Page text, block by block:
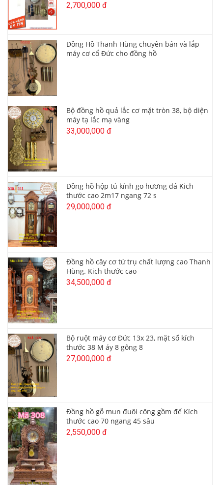
2,700,000 đ
Đồng Hồ Thanh Hùng chuyên bán và lắp
máy cơ cổ Đức cho đồng hồ
Bộ đồng hồ quả lắc cơ mặt tròn 38, bộ diện
máy tạ lắc mạ vàng
33,000,000 đ
Đồng hồ hộp tủ kính go hương đá Kich
thước cao 2m17 ngang 72 s
29,000,000 đ
Đồng hồ cây cơ tứ trụ chất lượng cao Thanh
Hùng. Kich thước cao
34,500,000 đ
Bộ ruột máy cơ Đức 13x 23, mặt số kích
thước 38 M áy 8 gông 8
27,000,000 đ
Đồng hồ gỗ mun đuôi công gồm đế Kích
thước cao 70 ngang 45 sâu
2,550,000 đ